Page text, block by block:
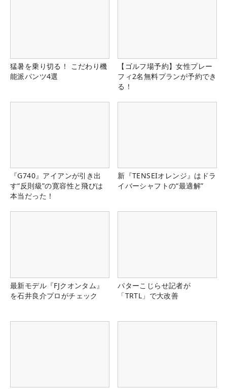
猛暑を乗り切る！ こだわり機
能派パンツ4選
【ゴルフ場予約】女性プレー
フィ2名無料プランが予約でき
る！
『G740』アイアンが引き出
す“反則級”の寛容性と飛びは
本当だった！
新『TENSEIオレンジ』はドラ
イバーシャフトの“最適解”
最新モデル『FJクオンタム』
を石井良介プロがチェック
パターこじらせ記者が
「TRTL」で大改善